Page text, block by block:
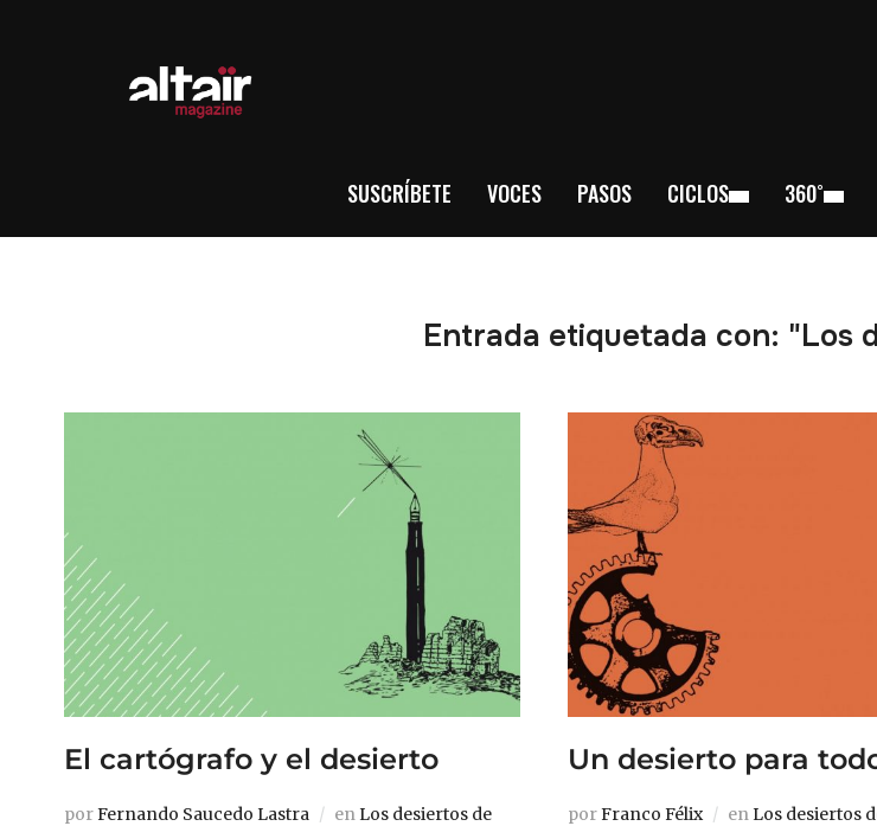
SUSCRÍBETE VOCES PASOS CICLOS 360˚
Entrada etiquetada con: "Los
El cartógrafo y el desierto
porFernando Saucedo Lastra enLos desiertos de
Un desierto para
porFranco Félix enLos desiertos